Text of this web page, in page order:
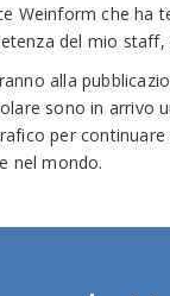
Weinform che ha
del mio staff,
alla
sono in arrivo
per continuare
nel mondo.